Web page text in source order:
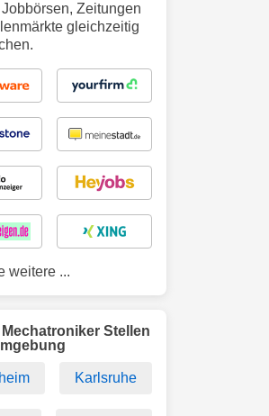
Zeitungen
gleichzeitig
weitere ...
Stellen
Karlsruhe